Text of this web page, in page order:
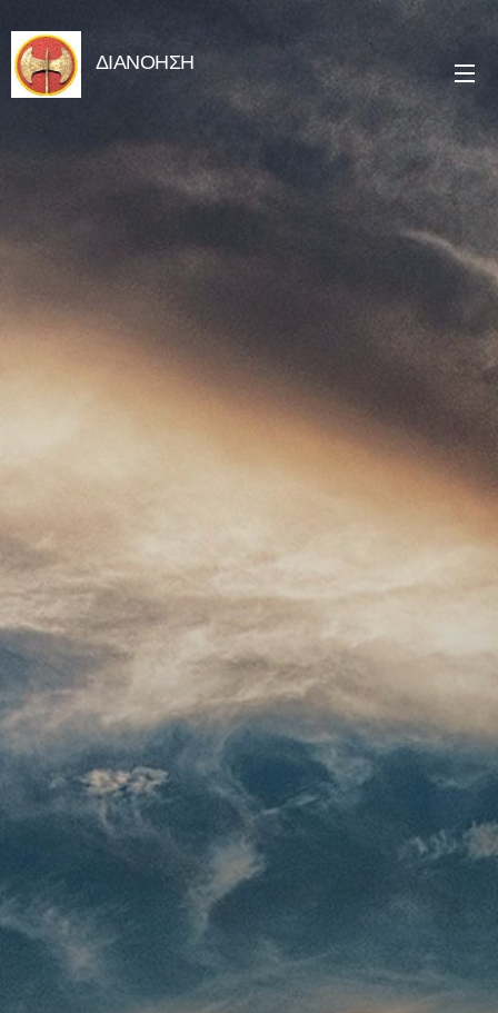
ΔΙΑΝΟΗΣΗ